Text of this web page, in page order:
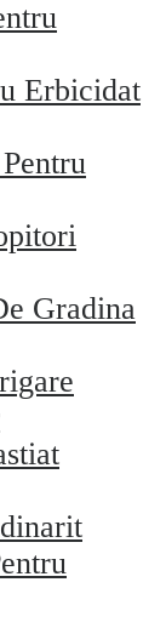
Erbicidat
Gradina